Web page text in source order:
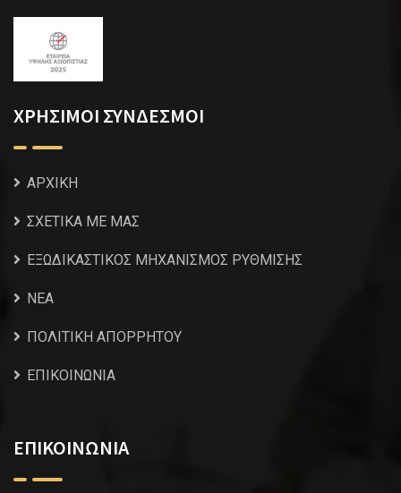
ΧΡΗΣΙΜΟΙ ΣΥΝΔΕΣΜΟΙ
ΑΡΧΙΚΗ
ΣΧΕΤΙΚΑ ΜΕ ΜΑΣ
ΕΞΩΔΙΚΑΣΤΙΚΟΣ ΜΗΧΑΝΙΣΜΟΣ ΡΥΘΜΙΣΗΣ
NEA
ΠΟΛΙΤΙΚΗ ΑΠΟΡΡΗΤΟΥ
ΕΠΙΚΟΙΝΩΝΙΑ
ΕΠΙΚΟΙΝΩΝΙΑ